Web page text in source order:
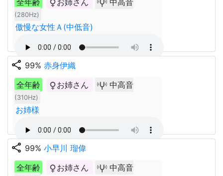
全年齢
お姉さん 中高音
(280Hz)
傲慢な女性Ａ(中低音)
share 99% 赤身伊織
全年齢
お姉さん 中高音
(310Hz)
お姉様
share 99% 小早川 瑠偉
全年齢
お姉さん 中高音